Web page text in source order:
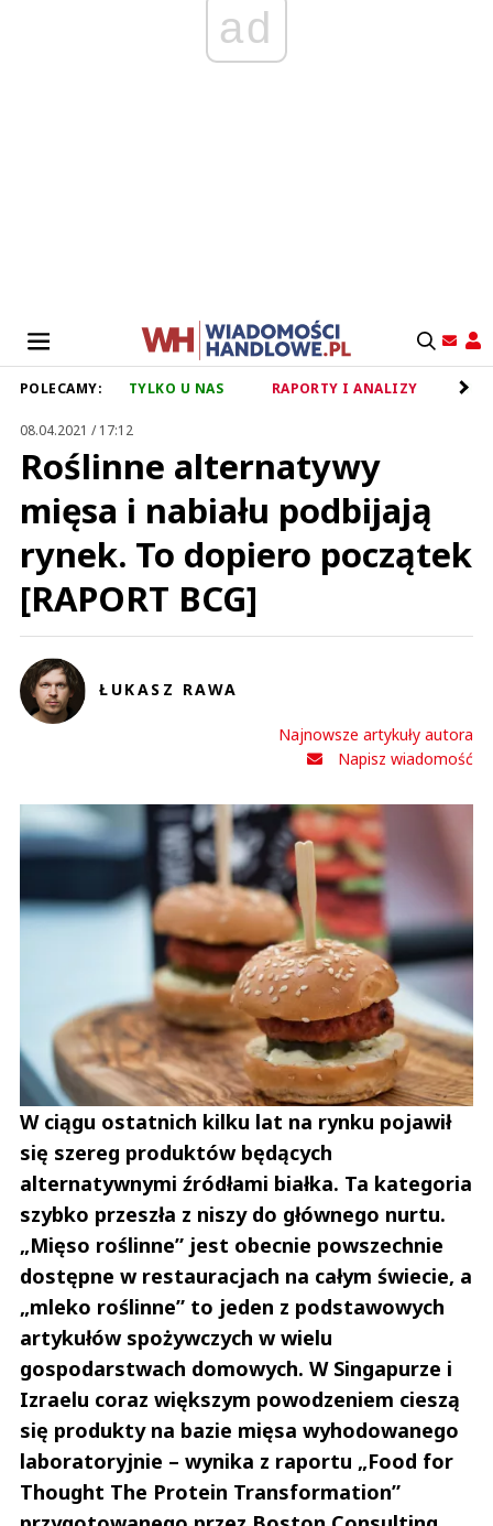
ad
POLECAMY: TYLKO U NAS RAPORTY I ANALIZY
08.04.2021 / 17:12
Roślinne alternatywy
mięsa i nabiału podbijają
rynek. To dopiero początek
[RAPORT BCG]
ŁUKASZ RAWA
Najnowsze artykuły autora
Napisz wiadomość
W ciągu ostatnich kilku lat na rynku pojawił
się szereg produktów będących
alternatywnymi źródłami białka. Ta kategoria
szybko przeszła z niszy do głównego nurtu.
„Mięso roślinne” jest obecnie powszechnie
dostępne w restauracjach na całym świecie, a
„mleko roślinne” to jeden z podstawowych
artykułów spożywczych w wielu
gospodarstwach domowych. W Singapurze i
Izraelu coraz większym powodzeniem cieszą
się produkty na bazie mięsa wyhodowanego
laboratoryjnie – wynika z raportu „Food for
Thought The Protein Transformation”